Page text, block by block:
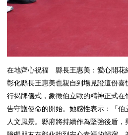
在地齊心祝福 縣長王惠美：愛心開花
彰化縣長王惠美也親自到場見證這份喜
行揭牌儀式，象徵伯立歐的精神正式
告守護使命的開始。她感性表示：「
人文風景。縣府將持續作為堅強後盾